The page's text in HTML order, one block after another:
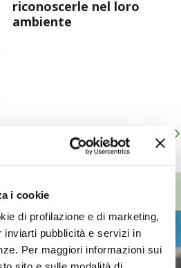
i cookie
di profilazione e di marketing,
inviarti pubblicità e servizi in
Per maggiori informazioni sui
riconoscerle nel loro
ambiente
Articoli seguenti